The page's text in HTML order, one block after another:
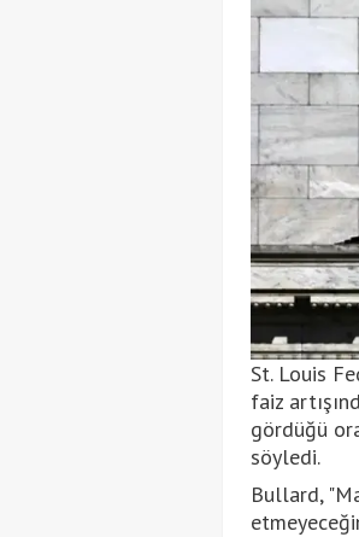
St. Louis
faiz
gördüğü
söyledi.
Bullard,